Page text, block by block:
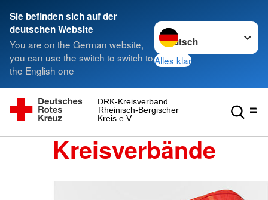
Sie befinden sich auf der
deutschen Website
You are on the German website,
you can use the switch to switch to
the English one
Sprache wechseln zu
Alles klar
Kreis e.V.
Rheinisch-Bergischer
DRK-Kreisverband
Kreisverbände